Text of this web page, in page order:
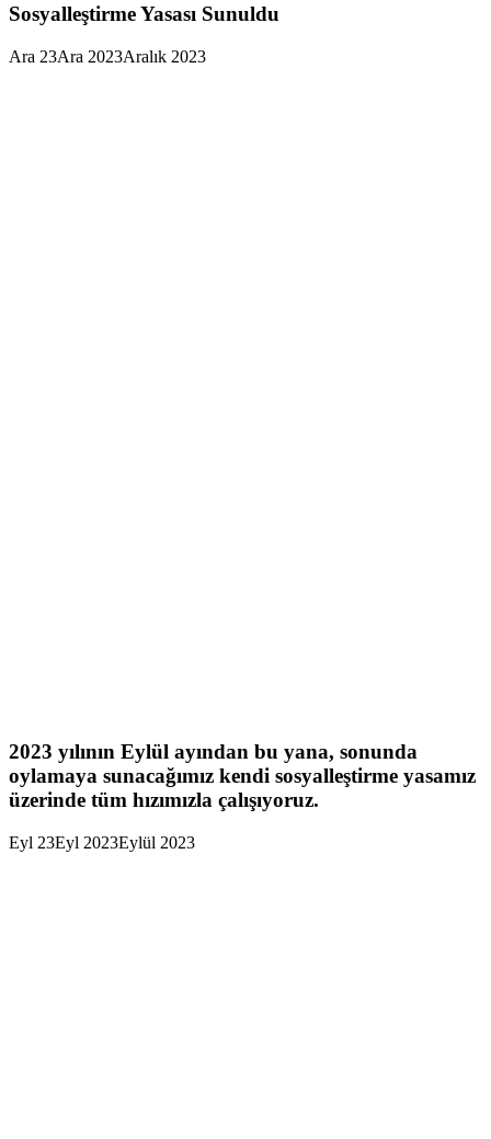
Sosyalleştirme Yasası Sunuldu
Ara 23Ara 2023Aralık 2023
2023 yılının Eylül ayından bu yana, sonunda
oylamaya sunacağımız kendi sosyalleştirme yasamız
üzerinde tüm hızımızla çalışıyoruz.
Eyl 23Eyl 2023Eylül 2023